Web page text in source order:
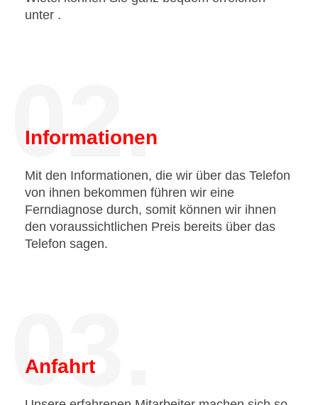
unter .
02.
Informationen
Mit den Informationen, die wir über das Telefon
von ihnen bekommen führen wir eine
Ferndiagnose durch, somit können wir ihnen
den voraussichtlichen Preis bereits über das
Telefon sagen.
03.
Anfahrt